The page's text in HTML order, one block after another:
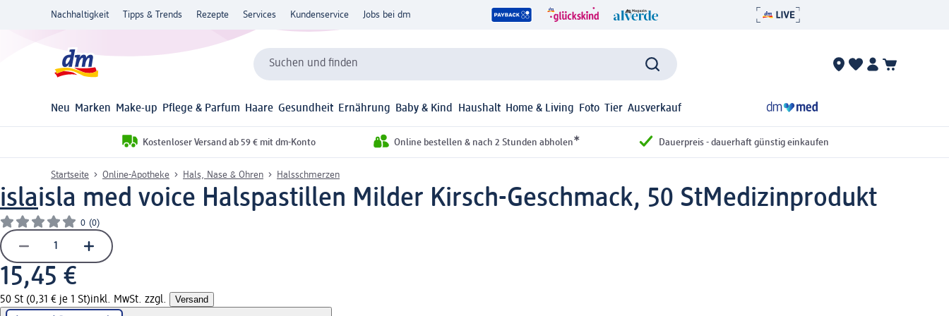
Nachhaltigkeit Tipps & Trends Rezepte Services Kundenservice Jobs bei dm
Suchen und finden
Neu Marken Make-up Pflege & Parfum Haare Gesundheit Ernährung Baby & Kind Haushalt Home & Living Foto Tier Ausverkauf
Kostenloser Versand ab 59 € mit dm-Konto Online bestellen & nach 2 Stunden abholen* Dauerpreis - dauerhaft günstig einkaufen
Startseite Online-Apotheke Hals, Nase & Ohren Halsschmerzen
islaisla med voice Halspastillen Milder Kirsch-Geschmack, 50 StMedizinprodukt
0 (0)
15,45 €
50 St (0,31 € je 1 St)inkl. MwSt. zzgl. Versand